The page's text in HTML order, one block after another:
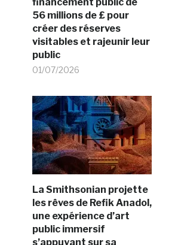
56 millions de £ pour
créer des réserves
visitables et rajeunir leur
public
01/07/2026
La Smithsonian projette
les rêves de Refik Anadol,
une expérience d’art
public immersif
s’appuyant sur sa